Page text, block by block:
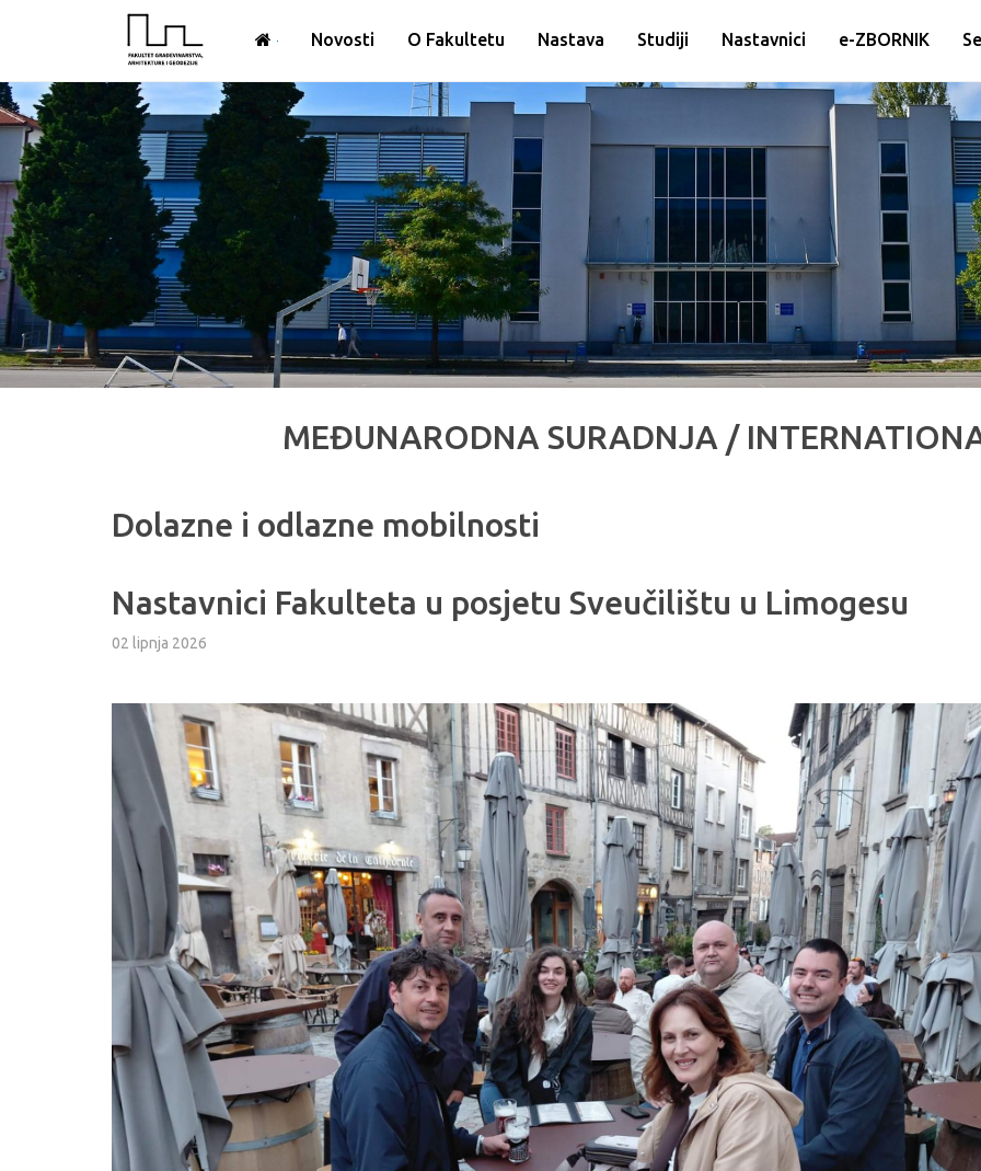
MEĐUNARODNA SURADNJA /
Novosti O Fakultetu Nastava Studiji Nastavnici e-ZBORNIK
Dolazne i odlazne mobilnosti
Nastavnici Fakulteta u posjetu Sveučilištu u Limogesu
02 lipnja 2026